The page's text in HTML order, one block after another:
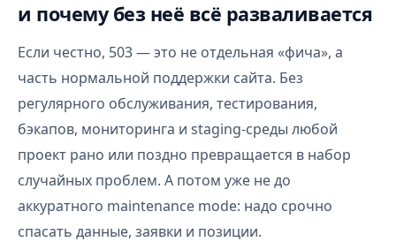
и почему без неё всё разваливается
Если честно, 503 — это не отдельная «фича», а
часть нормальной поддержки сайта. Без
регулярного обслуживания, тестирования,
бэкапов, мониторинга и staging-среды любой
проект рано или поздно превращается в набор
случайных проблем. А потом уже не до
аккуратного maintenance mode: надо срочно
спасать данные, заявки и позиции.